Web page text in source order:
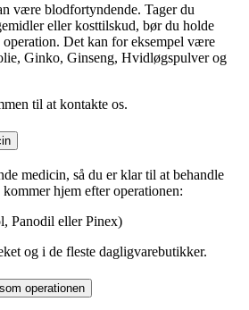
være blodfortyndende. Tager du
eller kosttilskud, bør du holde
operation. Det kan for eksempel være
Ginko, Ginseng, Hvidløgspulver og
til at kontakte os.
medicin, så du er klar til at behandle
hjem efter operationen:
Panodil eller Pinex)
og i de fleste dagligvarebutikker.
operationen